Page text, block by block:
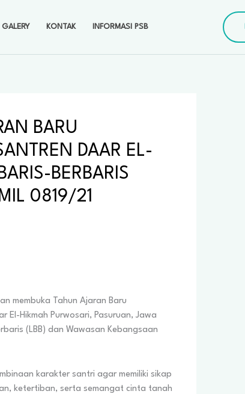
GALERY KONTAK INFORMASI PSB
BARU
DAAR EL-
BERBARIS
0819/21
membuka Tahun Ajaran Baru
Hikmah Purwosari, Pasuruan, Jawa
(LBB) dan Wawasan Kebangsaan
karakter santri agar memiliki sikap
ketertiban, serta semangat cinta tanah